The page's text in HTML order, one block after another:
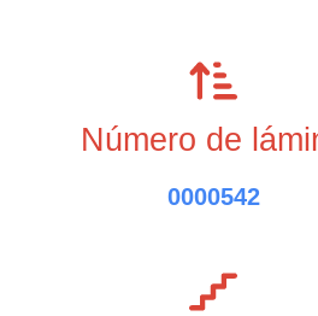
Número de
0000542